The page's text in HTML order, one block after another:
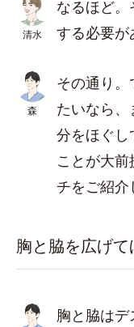
清水
なるほど。
する必要が
森
その通り。
たいなら
分をほぐし
ことが大
チをご紹介
胸と脇を広げ
胸と脇は